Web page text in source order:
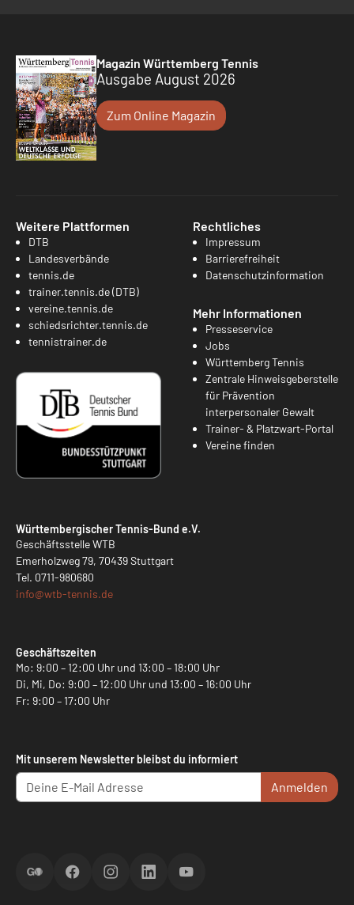
Magazin Württemberg Tennis
Ausgabe August 2026
Zum Online Magazin
Weitere Plattformen
DTB
Landesverbände
tennis.de
trainer.tennis.de (DTB)
vereine.tennis.de
schiedsrichter.tennis.de
tennistrainer.de
Rechtliches
Impressum
Barrierefreiheit
Datenschutzinformation
Mehr Informationen
Presseservice
Jobs
Württemberg Tennis
Zentrale Hinweisgeberstelle
für Prävention
interpersonaler Gewalt
Trainer- & Platzwart-Portal
Vereine finden
Württembergischer Tennis-Bund e.V.
Geschäftsstelle WTB
Emerholzweg 79, 70439 Stuttgart
Tel. 0711-980680
info@wtb-tennis.de
Geschäftszeiten
Mo: 9:00 – 12:00 Uhr und 13:00 – 18:00 Uhr
Di, Mi, Do: 9:00 – 12:00 Uhr und 13:00 – 16:00 Uhr
Fr: 9:00 – 17:00 Uhr
Mit unserem Newsletter bleibst du informiert
Anmelden
ScoreGOFacebookInstagramLinkedInYouTube